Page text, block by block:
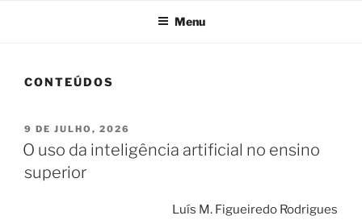
Menu
CONTEÚDOS
PUBLICADO
EM
9 DE JULHO, 2026
O uso da inteligência artificial no ensino
superior
Luís M. Figueiredo Rodrigues